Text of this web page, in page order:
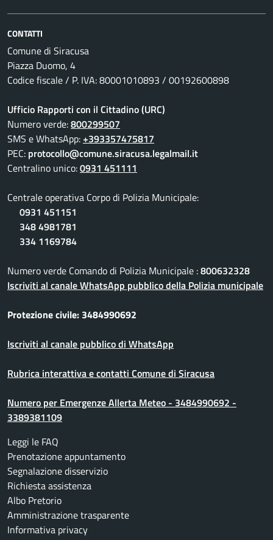
CONTATTI
Comune di Siracusa
Piazza Duomo, 4
Codice fiscale / P. IVA: 80001010893 / 00192600898
Ufficio Rapporti con il Cittadino (URC)
Numero verde:800299507
SMS e WhatsApp:+393357475817
PEC: protocollo@comune.siracusa.legalmail.it
Centralino unico:0931 451111
Centrale operativa Corpo di Polizia Municipale:
0931 451151
348 4981781
334 1169784
Numero verde Comando di Polizia Municipale :800632328
Iscriviti al canale WhatsApp pubblico della Polizia municipale
Protezione civile: 3484990692
Iscriviti al canale pubblico di WhatsApp
Rubrica interattiva e contatti Comune di Siracusa
Numero per Emergenze Allerta Meteo - 3484990692 -
3389381109
Leggi le FAQ
Prenotazione appuntamento
Segnalazione disservizio
Richiesta assistenza
Albo Pretorio
Amministrazione trasparente
Informativa privacy